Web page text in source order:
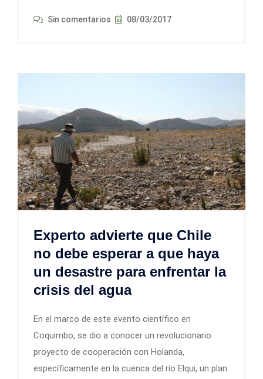
Sin comentarios 08/03/2017
Experto advierte que Chile
no debe esperar a que haya
un desastre para enfrentar la
crisis del agua
En el marco de este evento científico en
Coquimbo, se dio a conocer un revolucionario
proyecto de cooperación con Holanda,
específicamente en la cuenca del río Elqui, un plan